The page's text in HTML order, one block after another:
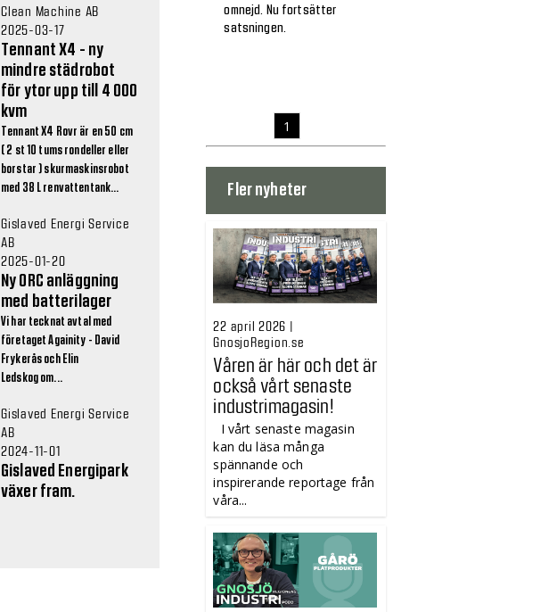
Clean Machine AB
2025-03-17
Tennant X4 - ny
mindre städrobot
för ytor upp till 4 000
kvm
Tennant X4 Rovr är en 50 cm
( 2 st 10 tums rondeller eller
borstar ) skurmaskinsrobot
med 38 L renvattentank...
Gislaved Energi Service
AB
2025-01-20
Ny ORC anläggning
med batterilager
Vi har tecknat avtal med
företaget Againity - David
Frykerås och Elin
Ledskog om...
Gislaved Energi Service
AB
2024-11-01
Gislaved Energipark
växer fram.
omnejd. Nu fortsätter
satsningen.
1
Fler nyheter
22 april 2026 |
GnosjoRegion.se
Våren är här och det är
också vårt senaste
industrimagasin!
I vårt senaste magasin
kan du läsa många
spännande och
inspirerande reportage från
våra...